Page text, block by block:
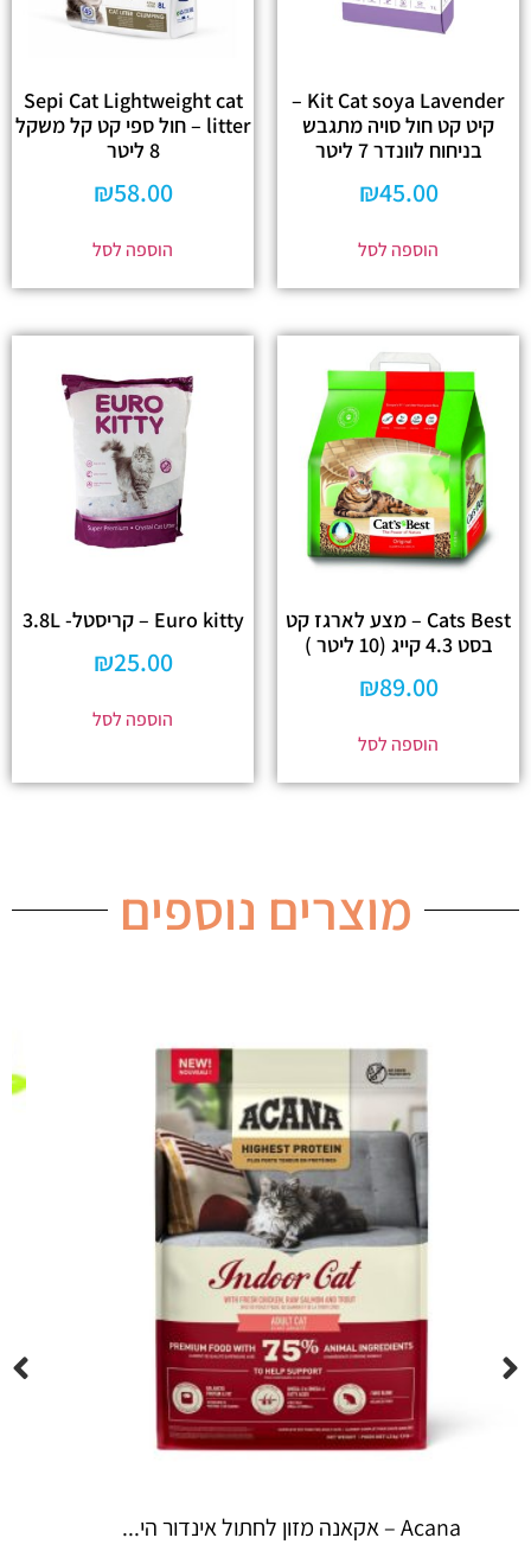
Kit Cat soya Lavender –
קיט קט חול סויה מתגבש
בניחוח לוונדר 7 ליטר
₪45.00
הוספה לסל
Sepi Cat Lightweight cat
litter – חול ספי קט קל משקל
8 ליטר
₪58.00
הוספה לסל
Cats Best – מצע לארגז קט
בסט 4.3 קייג (10 ליטר )
₪89.00
הוספה לסל
Euro kitty – קריסטל- 3.8L
₪25.00
הוספה לסל
מוצרים נוספים
Espree – שמפו 355 מ"ל יערות ה...